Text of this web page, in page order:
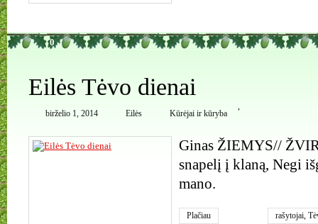
0
Eilės Tėvo dienai
birželio 1, 2014 Eilės
,
Kūrėjai ir kūryba
Ginas ŽIEMYS//
snapelį į klaną, Negi
mano.
Plačiau rašytojai,